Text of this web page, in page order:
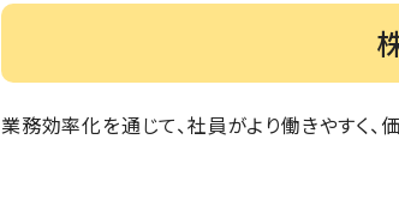
業務効率化を通じて、社員がより働きやすく